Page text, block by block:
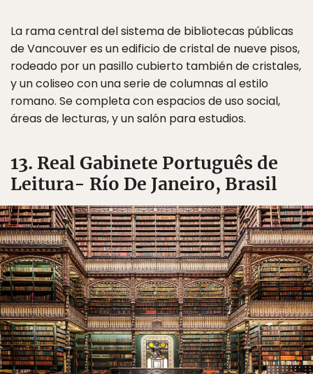
La rama central del sistema de bibliotecas públicas
de Vancouver es un edificio de cristal de nueve pisos,
rodeado por un pasillo cubierto también de cristales,
y un coliseo con una serie de columnas al estilo
romano. Se completa con espacios de uso social,
áreas de lecturas, y un salón para estudios.
13. Real Gabinete Português de
Leitura- Río De Janeiro, Brasil